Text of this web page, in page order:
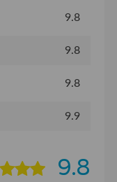
9.8
9.8
9.8
9.9
9.8